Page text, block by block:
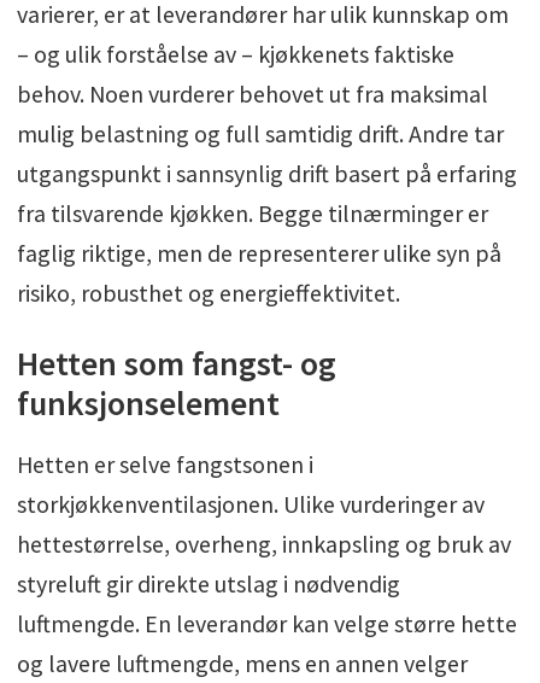
varierer, er at leverandører har ulik kunnskap om
– og ulik forståelse av – kjøkkenets faktiske
behov. Noen vurderer behovet ut fra maksimal
mulig belastning og full samtidig drift. Andre tar
utgangspunkt i sannsynlig drift basert på erfaring
fra tilsvarende kjøkken. Begge tilnærminger er
faglig riktige, men de representerer ulike syn på
risiko, robusthet og energieffektivitet.
Hetten som fangst- og
funksjonselement
Hetten er selve fangstsonen i
storkjøkkenventilasjonen. Ulike vurderinger av
hettestørrelse, overheng, innkapsling og bruk av
styreluft gir direkte utslag i nødvendig
luftmengde. En leverandør kan velge større hette
og lavere luftmengde, mens en annen velger